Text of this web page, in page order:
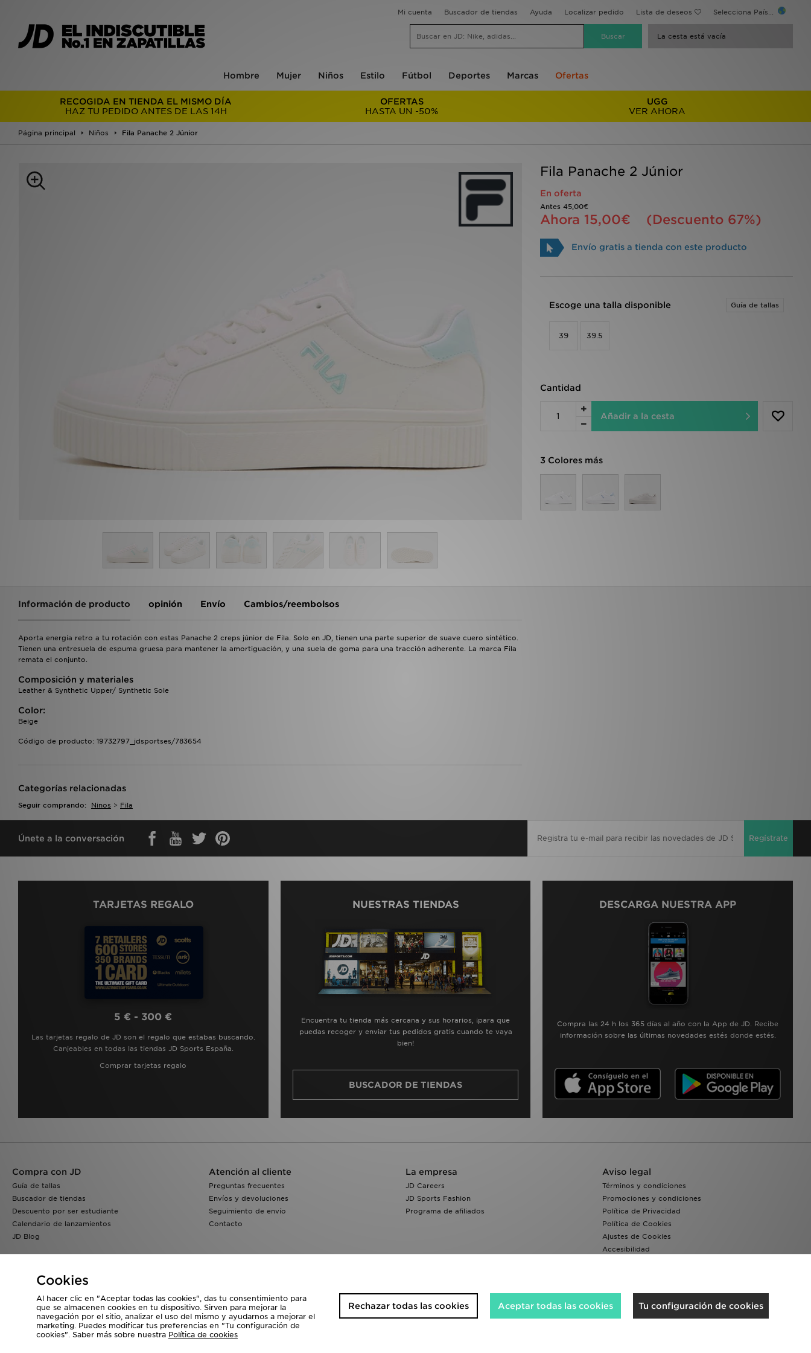
Mi cuenta Buscador de tiendas Ayuda Localizar pedido Lista de deseos Selecciona País...
La cesta está vacía
Hombre Mujer Niños Estilo Fútbol Deportes Marcas Ofertas
RECOGIDA EN TIENDA EL MISMO DÍA
HAZ TU PEDIDO ANTES DE LAS 14H
OFERTAS
HASTA UN -50%
UGG
VER AHORA
Página principal Niños Fila Panache 2 Júnior
Fila Panache 2 Júnior
En oferta
Antes 45,00€
Ahora 15,00€ (Descuento 67%)
Envío gratis a tienda con este producto
Escoge una talla disponible Guía de tallas
39 39.5
Cantidad
Añadir a la cesta
3 Colores más
Información de producto opinión Envío Cambios/reembolsos
Aporta energía retro a tu rotación con estas Panache 2 creps júnior de Fila. Solo en JD, tienen una parte superior de suave cuero sintético.
Tienen una entresuela de espuma gruesa para mantener la amortiguación, y una suela de goma para una tracción adherente. La marca Fila
remata el conjunto.
Composición y materiales
Leather & Synthetic Upper/ Synthetic Sole
Color:
Beige
Código de producto: 19732797_jdsportses/783654
Categorías relacionadas
Seguir comprando: Ninos > Fila
Únete a la conversación Regístrate
TARJETAS REGALO
5 € - 300 €
Las tarjetas regalo de JD son el regalo que estabas buscando.
Canjeables en todas las tiendas JD Sports España.
Comprar tarjetas regalo
NUESTRAS TIENDAS
Encuentra tu tienda más cercana y sus horarios, ¡para que
puedas recoger y enviar tus pedidos gratis cuando te vaya
bien!
BUSCADOR DE TIENDAS
DESCARGA NUESTRA APP
Compra las 24 h los 365 días al año con la App de JD. Recibe
información sobre las últimas novedades estés donde estés.
Compra con JD
Guía de tallas
Buscador de tiendas
Descuento por ser estudiante
Calendario de lanzamientos
JD Blog
Atención al cliente
Preguntas frecuentes
Envíos y devoluciones
Seguimiento de envío
Contacto
La empresa
JD Careers
JD Sports Fashion
Programa de afiliados
Aviso legal
Términos y condiciones
Promociones y condiciones
Política de Privacidad
Política de Cookies
Ajustes de Cookies
Accesibilidad
Visita nuestra página corporativa enwww.jdplc.com
Copyright © 2026 JD Sports, Todos los derechos reservados.
Cookies
Al hacer clic en "Aceptar todas las cookies", das tu consentimiento para
que se almacenen cookies en tu dispositivo. Sirven para mejorar la
navegación por el sitio, analizar el uso del mismo y ayudarnos a mejorar el
marketing. Puedes modificar tus preferencias en "Tu configuración de
cookies". Saber más sobre nuestra Política de cookies
Tu configuración de cookies
Aceptar todas las cookies
Rechazar todas las cookies